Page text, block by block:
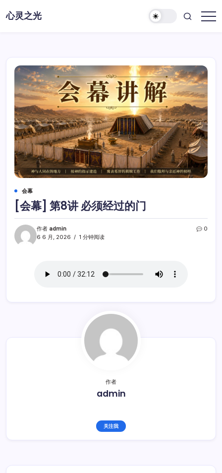
至心灵之光
会幕
[会幕] 第8讲 必须经过的门
作者 admin
6 6 月, 2026
1 分钟阅读
0
作者
admin
关注我